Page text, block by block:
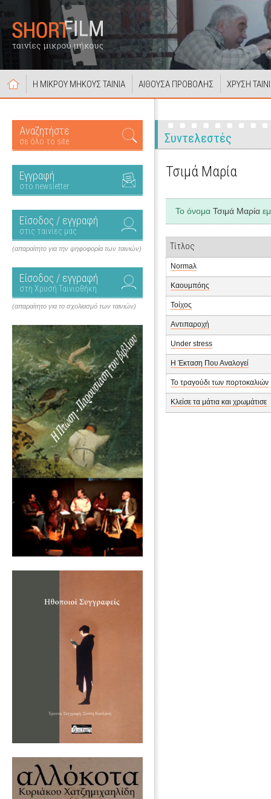
Η ΜΙΚΡΟΥ ΜΗΚΟΥΣ ΤΑΙΝΙΑ ΑΙΘΟΥΣΑ ΠΡΟΒΟΛΗΣ ΧΡΥΣΗ
Αναζητήστε
σε όλο το site
Εγγραφή
στο newsletter
Είσοδος / εγγραφή
στις ταινίες μας
(απαραίτητο για την ψηφοφορία των ταινιών)
Είσοδος / εγγραφή
στη Χρυσή Ταινιοθήκη
(απαραίτητο για το σχολιασμό των ταινιών)
Συντελεστές
Τσιμά Μαρία
Το όνομα Τσιμά Μαρία
Τίτλος
Normaλ
Καουμπόης
Τοίχος
Αντιπαροχή
Under stress
Η Έκταση Που Αναλογεί
Το τραγούδι των πορτοκαλιών
Κλείσε τα μάτια και χρωμάτισε